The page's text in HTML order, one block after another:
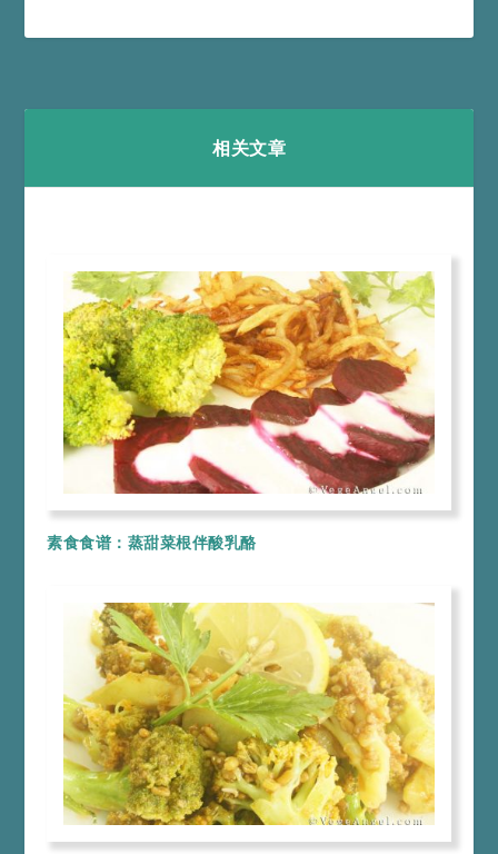
相关文章
素食食谱：蒸甜菜根伴酸乳酪